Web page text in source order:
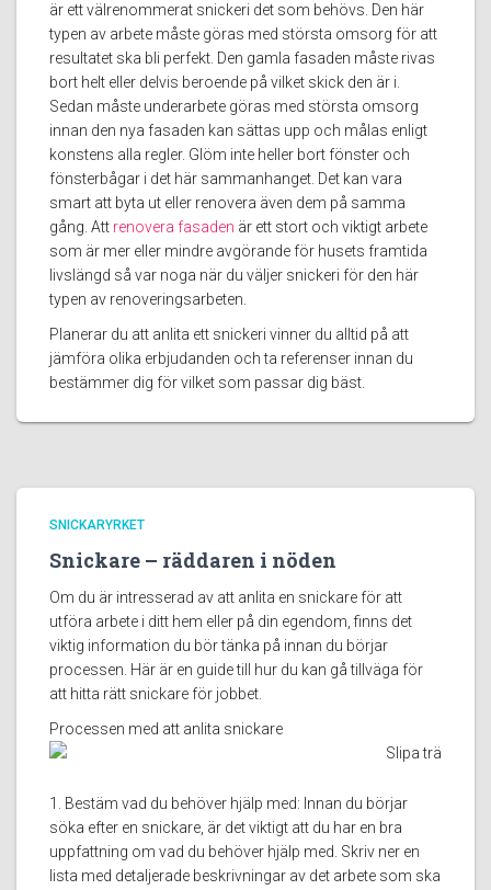
är ett välrenommerat snickeri det som behövs. Den här
typen av arbete måste göras med största omsorg för att
resultatet ska bli perfekt. Den gamla fasaden måste rivas
bort helt eller delvis beroende på vilket skick den är i.
Sedan måste underarbete göras med största omsorg
innan den nya fasaden kan sättas upp och målas enligt
konstens alla regler. Glöm inte heller bort fönster och
fönsterbågar i det här sammanhanget. Det kan vara
smart att byta ut eller renovera även dem på samma
gång. Att renovera fasaden är ett stort och viktigt arbete
som är mer eller mindre avgörande för husets framtida
livslängd så var noga när du väljer snickeri för den här
typen av renoveringsarbeten.
Planerar du att anlita ett snickeri vinner du alltid på att
jämföra olika erbjudanden och ta referenser innan du
bestämmer dig för vilket som passar dig bäst.
SNICKARYRKET
Snickare – räddaren i nöden
Om du är intresserad av att anlita en snickare för att
utföra arbete i ditt hem eller på din egendom, finns det
viktig information du bör tänka på innan du börjar
processen. Här är en guide till hur du kan gå tillväga för
att hitta rätt snickare för jobbet.
Processen med att anlita snickare
1. Bestäm vad du behöver hjälp med: Innan du börjar
söka efter en snickare, är det viktigt att du har en bra
uppfattning om vad du behöver hjälp med. Skriv ner en
lista med detaljerade beskrivningar av det arbete som ska